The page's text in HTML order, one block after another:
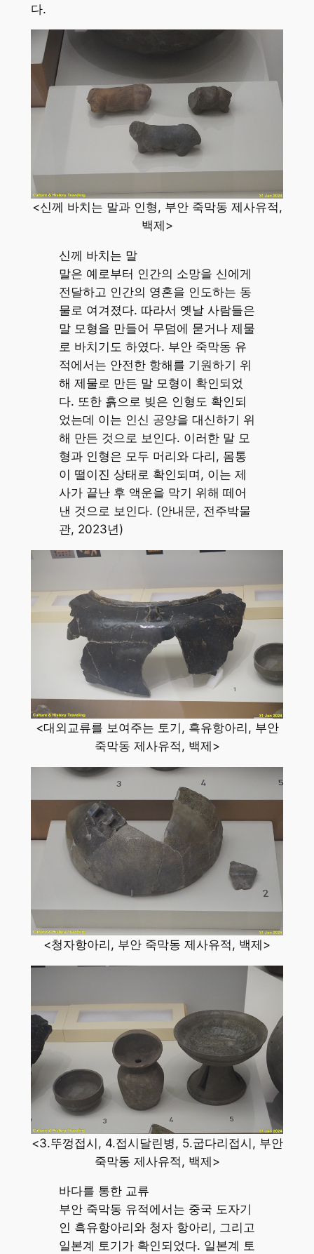
다.
<신께 바치는 말과 인형, 부안 죽막동 제사유적,
백제>
신께 바치는 말
말은 예로부터 인간의 소망을 신에게
전달하고 인간의 영혼을 인도하는 동
물로 여겨졌다. 따라서 옛날 사람들은
말 모형을 만들어 무덤에 묻거나 제물
로 바치기도 하였다. 부안 죽막동 유
적에서는 안전한 항해를 기원하기 위
해 제물로 만든 말 모형이 확인되었
다. 또한 흙으로 빚은 인형도 확인되
었는데 이는 인신 공양을 대신하기 위
해 만든 것으로 보인다. 이러한 말 모
형과 인형은 모두 머리와 다리, 몸통
이 떨이진 상태로 확인되며, 이는 제
사가 끝난 후 액운을 막기 위해 떼어
낸 것으로 보인다. (안내문, 전주박물
관, 2023년)
<대외교류를 보여주는 토기, 흑유항아리, 부안
죽막동 제사유적, 백제>
<청자항아리, 부안 죽막동 제사유적, 백제>
<3.뚜껑접시, 4.접시달린병, 5.굽다리접시, 부안
죽막동 제사유적, 백제>
바다를 통한 교류
부안 죽막동 유적에서는 중국 도자기
인 흑유항아리와 청자 항아리, 그리고
일본계 토기가 확인되었다. 일본계 토